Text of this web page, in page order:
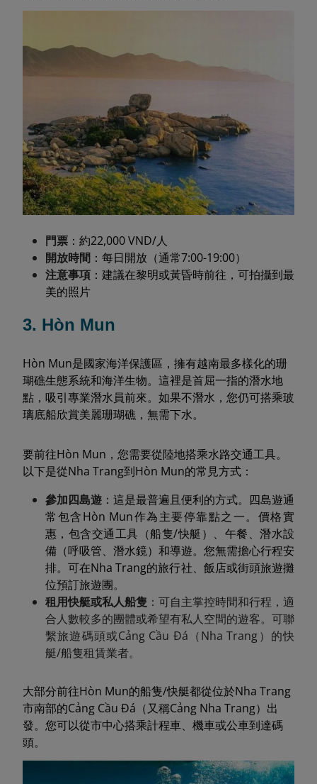
門票 ：約22,000 VND/人
開放時間 ：每日開放（通常7:00-19:00）
注意事項 ：建議在黎明或黃昏時前往，可拍攝到最
美的照片
3. Hòn Mun
Hòn Mun是國家海洋保護區，擁有越南最多樣化的珊
瑚礁生態系統和海洋生物。這裡是首屈一指的潛水地
點，吸引專業潛水員前來。如果不潛水，您仍可搭乘玻
璃底船欣賞美麗珊瑚礁，無需下水。
要前往Hòn Mun，您需要從陸地搭乘水路交通工具。
以下是從Nha Trang到Hòn Mun的常見方式：
參加四島遊 ：這是最普遍且便利的方式。四島遊通
常包含Hòn Mun作為主要停靠點之一。價格實
惠，包含交通工具（船隻/快艇）、午餐、潛水設
備（呼吸管、潛水鏡）和導遊。您無需擔心行程安
排。可在Nha Trang的旅行社、飯店或街頭旅遊攤
位預訂旅遊團。
租用快艇或私人船隻 ：可自主掌控時間和行程，適
合人數較多的團體或希望有私人空間的遊客。可聯
繫旅遊碼頭或Cảng Cầu Đá（Nha Trang）的快
艇/船隻租賃業者。
大部分前往Hòn Mun的船隻/快艇都從位於Nha Trang
市南部的Cảng Cầu Đá（又稱Cảng Nha Trang）出
發。您可以從市中心搭乘計程車、機車或公車到達碼
頭。